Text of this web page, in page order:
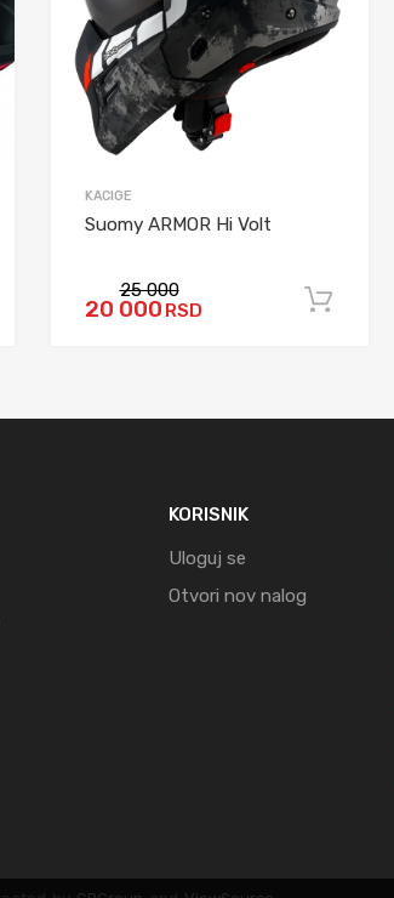
KACIGE
Suomy ARMOR Hi Volt
25 000
20 000RSD
KORISNIK
Uloguj se
Otvori nov nalog